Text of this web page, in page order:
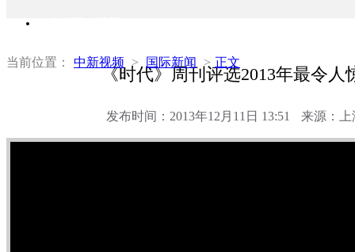
当前位置： 中新视频 > 国际新闻 > 正文
《时代》周刊评选2013年最令人
发布时间：2013年12月11日 13:51 来源：上